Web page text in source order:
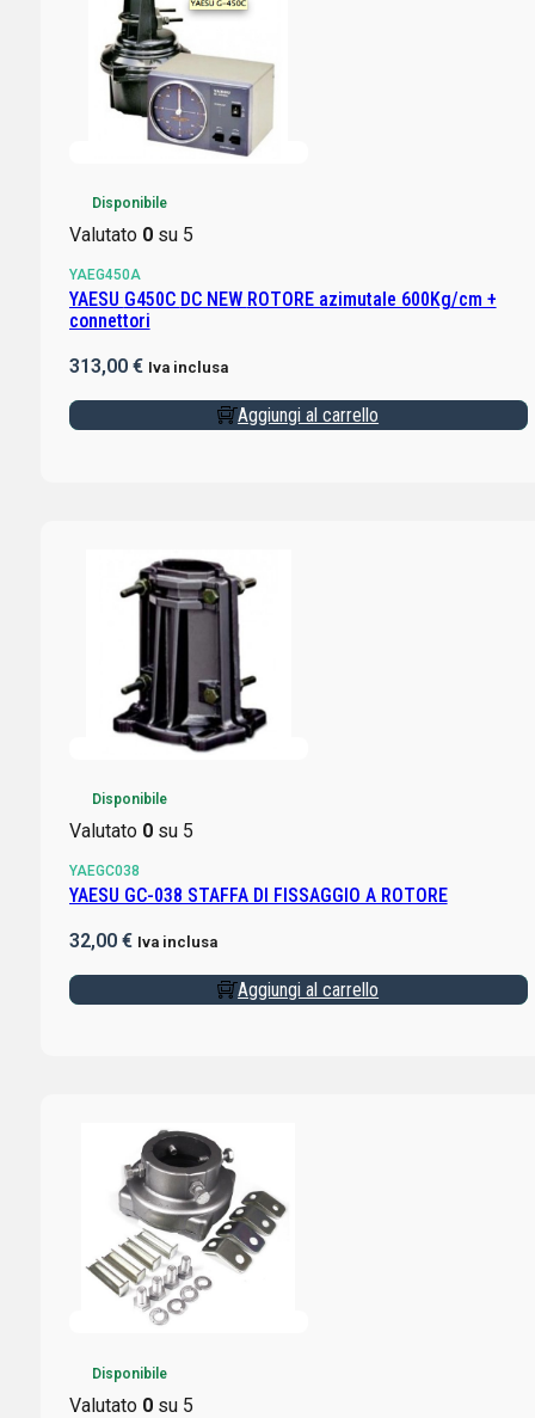
Disponibile
Valutato 0su 5
YAEG450A
YAESU G450C DC NEW ROTORE azimutale 600Kg/cm +
connettori
313,00 € Iva inclusa
Aggiungi al carrello
Disponibile
Valutato 0su 5
YAEGC038
YAESU GC-038 STAFFA DI FISSAGGIO A ROTORE
32,00 € Iva inclusa
Aggiungi al carrello
Disponibile
Valutato 0su 5